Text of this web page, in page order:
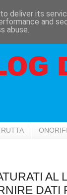
AL
DATI
deliver its
and
abuse.